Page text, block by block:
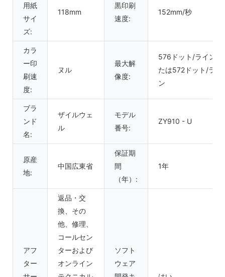
用紙
サイ
ズ:
118mm
黒印刷
速度:
152mm/秒
カラ
ー印
刷速
度:
ヌル
最大解
像度:
576ドット/ラインま
たは572ドット/ライ
ン
ブラ
ンド
名:
ザイルウェ
ル
モデル
番号:
ZY910 - U
原産
地:
中国広東省
保証期
間
（年）:
1年
アフ
ター
返品・交
換、その
他、修理、
コールセン
ターおよび
オンライン
ソフト
ウェア